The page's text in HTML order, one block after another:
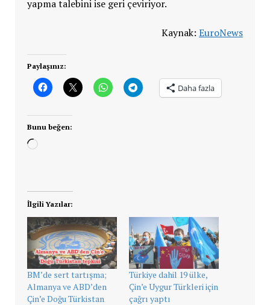
yapma talebini ise geri çeviriyor.
Kaynak:EuroNews
Paylaşınız:
Daha fazla
Bunu beğen:
Yükleniyor...
İlgili Yazılar:
BM’de sert tartışma;
Almanya ve ABD’den
Çin’e Doğu Türkistan
Türkiye dahil 19 ülke,
Çin’e Uygur Türkleri için
çağrı yaptı